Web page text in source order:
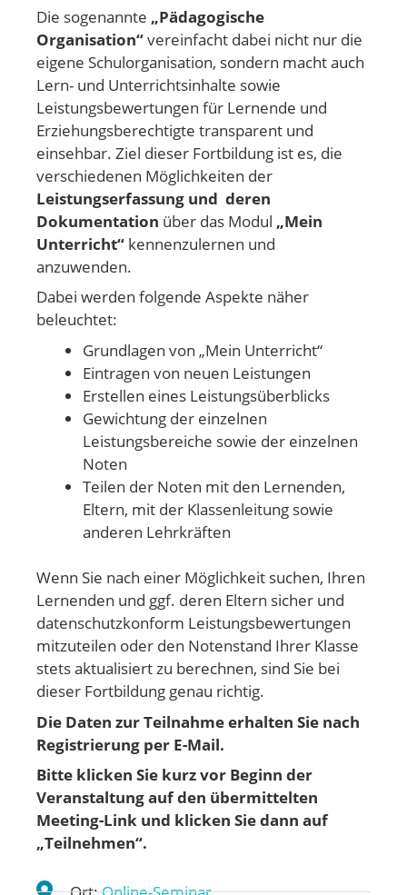
Die sogenannte „Pädagogische
Organisation“vereinfacht dabei nicht nur die
eigene Schulorganisation, sondern macht auch
Lern- und Unterrichtsinhalte sowie
Leistungsbewertungen für Lernende und
Erziehungsberechtigte transparent und
einsehbar. Ziel dieser Fortbildung ist es, die
verschiedenen Möglichkeiten der
Leistungserfassung und deren
Dokumentation über das Modul „Mein
Unterricht“ kennenzulernen und
anzuwenden.
Dabei werden folgende Aspekte näher
beleuchtet:
Grundlagen von „Mein Unterricht“
Eintragen von neuen Leistungen
Erstellen eines Leistungsüberblicks
Gewichtung der einzelnen
Leistungsbereiche sowie der einzelnen
Noten
Teilen der Noten mit den Lernenden,
Eltern, mit der Klassenleitung sowie
anderen Lehrkräften
Wenn Sie nach einer Möglichkeit suchen, Ihren
Lernenden und ggf. deren Eltern sicher und
datenschutzkonform Leistungsbewertungen
mitzuteilen oder den Notenstand Ihrer Klasse
stets aktualisiert zu berechnen, sind Sie bei
dieser Fortbildung genau richtig.
Die Daten zur Teilnahme erhalten Sie nach
Registrierung per E-Mail.
Bitte klicken Sie kurz vor Beginn der
Veranstaltung auf den übermittelten
Meeting-Link und klicken Sie dann auf
„Teilnehmen“.